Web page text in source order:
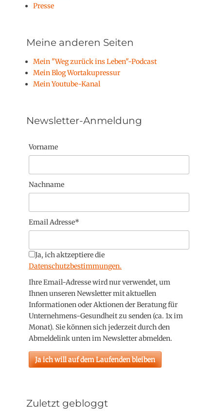
Presse
Meine anderen Seiten
Mein "Weg zurück ins Leben"-Podcast
Mein Blog Wortakupressur
Mein Youtube-Kanal
Newsletter-Anmeldung
Vorname
Nachname
Email Adresse*
Ja, ich aktzeptiere die
Datenschutzbestimmungen.
Ihre Email-Adresse wird nur verwendet, um
Ihnen unseren Newsletter mit aktuellen
Informationen oder Aktionen der Beratung für
Unternehmens-Gesundheit zu senden (ca. 1x im
Monat). Sie können sich jederzeit durch den
Abmeldelink unten im Newsletter abmelden.
Zuletzt gebloggt